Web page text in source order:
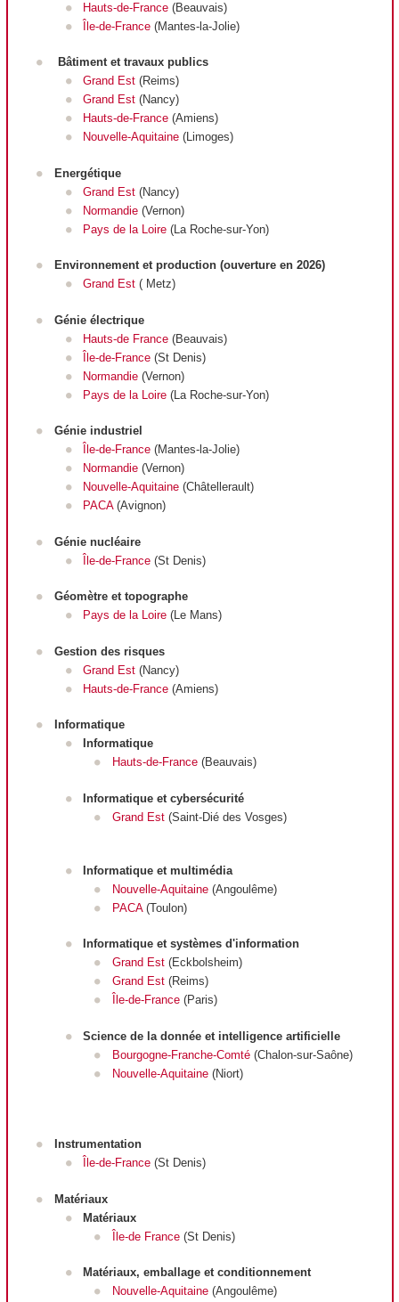
Hauts-de-France (Beauvais)
Île-de-France (Mantes-la-Jolie)
Bâtiment et travaux publics
Grand Est (Reims)
Grand Est (Nancy)
Hauts-de-France (Amiens)
Nouvelle-Aquitaine (Limoges)
Energétique
Grand Est (Nancy)
Normandie (Vernon)
Pays de la Loire (La Roche-sur-Yon)
Environnement et production (ouverture en 2026)
Grand Est ( Metz)
Génie électrique
Hauts-de France (Beauvais)
Île-de-France (St Denis)
Normandie (Vernon)
Pays de la Loire (La Roche-sur-Yon)
Génie industriel
Île-de-France (Mantes-la-Jolie)
Normandie (Vernon)
Nouvelle-Aquitaine (Châtellerault)
PACA (Avignon)
Génie nucléaire
Île-de-France (St Denis)
Géomètre et topographe
Pays de la Loire (Le Mans)
Gestion des risques
Grand Est (Nancy)
Hauts-de-France (Amiens)
Informatique
Informatique
Hauts-de-France (Beauvais)
Informatique et cybersécurité
Grand Est (Saint-Dié des Vosges)
Informatique et multimédia
Nouvelle-Aquitaine(Angoulême)
PACA(Toulon)
Informatique et systèmes d'information
Grand Est(Eckbolsheim)
Grand Est(Reims)
Île-de-France (Paris)
Science de la donnée et intelligence artificielle
Bourgogne-Franche-Comté(Chalon-sur-Saône)
Nouvelle-Aquitaine(Niort)
Instrumentation
Île-de-France (St Denis)
Matériaux
Matériaux
le-de France(St Denis)
Matériaux, emballage et conditionnement
Nouvelle-Aquitaine(Angoulême)